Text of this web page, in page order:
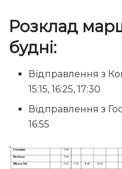
Розклад
будні:
Відправлення з
15:15, 16:25, 17:30
Відправлення з
16:55